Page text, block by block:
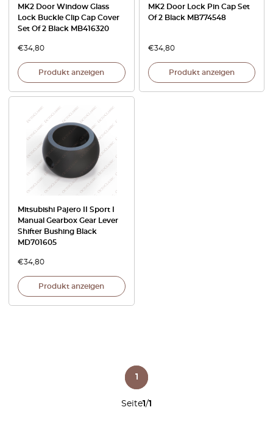
MK2 Door Window Glass
Lock Buckle Clip Cap Cover
Set Of 2 Black MB416320
€34,80
Produkt anzeigen
MK2 Door Lock Pin Cap Set
Of 2 Black MB774548
€34,80
Produkt anzeigen
Mitsubishi Pajero II Sport I
Manual Gearbox Gear Lever
Shifter Bushing Black
MD701605
€34,80
Produkt anzeigen
Seite1/1
1